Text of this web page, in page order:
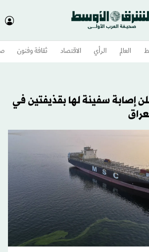
العالم الرأي الاقتصاد ثقافة وفنون
إصابة سفينة لها بقذيفتين في